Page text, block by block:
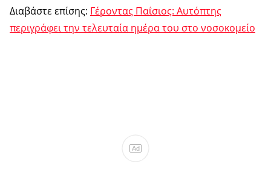
Διαβάστε επίσης: Γέροντας Παΐσιος: Αυτόπτης
περιγράφει την τελευταία ημέρα του στο νoσοκομείο
Ad